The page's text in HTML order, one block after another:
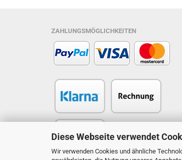
Diese Webseite verwendet
Wir verwenden Cookies und ähnliche
ZAHLUNGSMÖGLICHKEITEN